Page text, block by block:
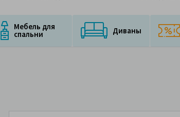
Мебель для
спальни Диваны